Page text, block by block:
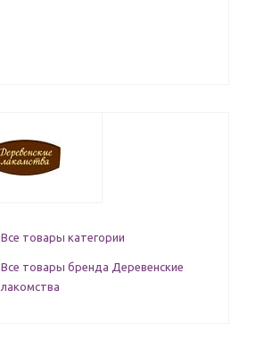
Все товары категории
Все товары бренда Деревенские
лакомства